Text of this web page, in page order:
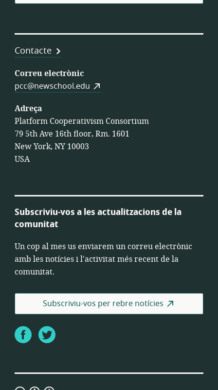
Contacte
Correu electrònic
pcc@newschool.edu
Adreça
Platform Cooperativism Consortium
79 5th Ave 16th floor, Rm. 1601
New York, NY 10003
USA
Subscriviu-vos a les actualitzacions de la
comunitat
Un cop al mes us enviarem un correu electrònic
amb les notícies i l'activitat més recent de la
comunitat.
Subscriviu-vos per rebre notícies
FacebookTwitter